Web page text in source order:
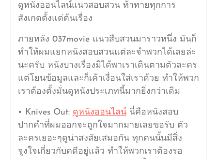
ดูหนังออนไลน์แนวสอบสวน ท้าทายทุกการ
สังเกตตั้งแต่ต้นเรื่อง
ภายหลัง 037movie แนวสืบสวนมาราวหนึ่ง มันก็
ทำให้ผมแยกหนังสอบสวนแต่ละจำพวกได้เลยล่ะ
นะครับ หนังบางเรื่องมิได้พาเราเดินตามตัวละคร
แต่โยนข้อมูลและก็เค้าเงื่อนใส่เราด้วย ทำให้พวก
เราต้องตั้งมั่นดูหนังประเภทนี้มากยิ่งกว่าเดิม
• Knives Out: ดูหนังออนไลน์นี่คือหนังสอบ
ปากคำที่ผมออกจะถูกใจมากมายเลยขอรับ ตัว
ละครเยอะๆดูน่าสงสัยเสมอกัน ทุกคนนั้นมีสิ่ง
จูงใจเกี่ยวกับคดีอยู่แล้ว ทำให้พวกเราต้องรอ